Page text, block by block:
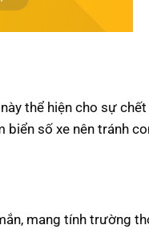
thể hiện cho sự
biển số xe nên tránh
mang tính trường